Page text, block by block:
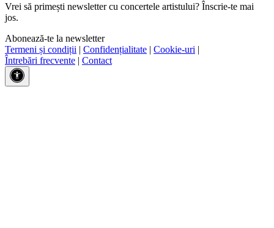
Vrei să primești newsletter cu concertele artistului? Înscrie-te mai
jos.
Abonează-te la newsletter
Termeni și condiții | Confidențialitate | Cookie-uri |
Întrebări frecvente | Contact